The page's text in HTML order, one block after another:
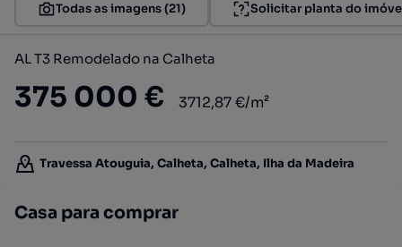
Todas as imagens (21) Solicitar planta do
AL T3 Remodelado na Calheta
375 000 € 3712,87 €/m²
Travessa Atouguia, Calheta, Calheta, Ilha da Madeira
Casa para comprar